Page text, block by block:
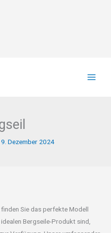
9. Dezember 2024
Sie das perfekte Modell
Bergseile-Produkt sind,